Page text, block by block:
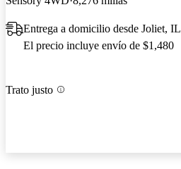
Entrega a domicilio desde Joliet, IL
El precio incluye envío de $1,480
Trato justo